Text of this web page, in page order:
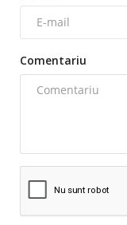
Comentariu